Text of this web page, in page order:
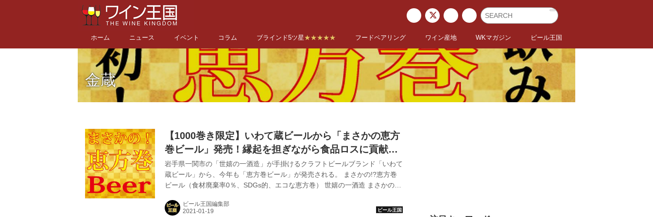
ホーム ニュース イベント コラム ブラインド5ツ星★★★★★ フードペアリング ワイン産地 WKマガジン ビール王国
金蔵
【1000巻き限定】いわて蔵ビールから「まさかの恵方
巻ビール」発売！縁起を担ぎながら食品ロスに貢献し
よう
岩手県一関市の「世嬉の一酒造」が手掛けるクラフトビールブランド「いわて
蔵ビール」から、今年も「恵方巻ビール」が発売される。 まさかの!?恵方巻
ビール（食材廃棄率0％、SDGs的、エコな恵方巻） 世嬉の一酒造 まさかの!?
ロスのない「巻くだけ」のアイディア商品 同社で2年前から販売している「ま
ビール王国編集部